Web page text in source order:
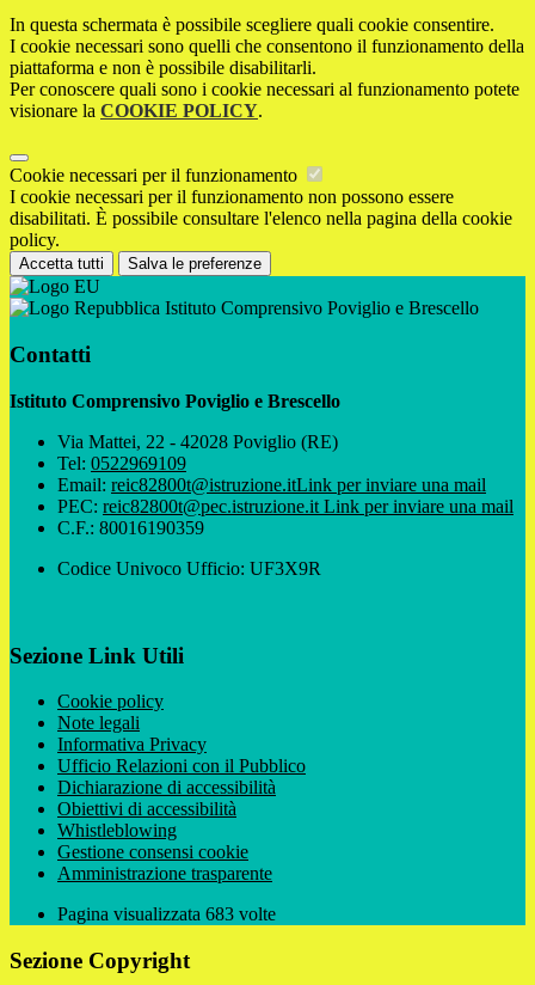
In questa schermata è possibile scegliere quali cookie consentire.
I cookie necessari sono quelli che consentono il funzionamento della
piattaforma e non è possibile disabilitarli.
Per conoscere quali sono i cookie necessari al funzionamento potete
visionare la COOKIE POLICY.
Cookie necessari per il funzionamento
I cookie necessari per il funzionamento non possono essere
disabilitati. È possibile consultare l'elenco nella pagina della cookie
policy.
Accetta tutti Salva le preferenze
Istituto Comprensivo Poviglio e Brescello
Contatti
Istituto Comprensivo Poviglio e Brescello
Via Mattei, 22 - 42028 Poviglio (RE)
Tel: 0522969109
Email: reic82800t@istruzione.itLink per inviare una mail
PEC: reic82800t@pec.istruzione.it Link per inviare una mail
C.F.: 80016190359
Codice Univoco Ufficio: UF3X9R
Sezione Link Utili
Cookie policy
Note legali
Informativa Privacy
Ufficio Relazioni con il Pubblico
Dichiarazione di accessibilità
Obiettivi di accessibilità
Whistleblowing
Gestione consensi cookie
Amministrazione trasparente
Pagina visualizzata 683 volte
Sezione Copyright